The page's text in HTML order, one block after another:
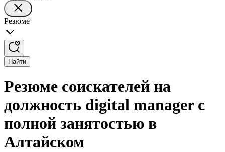
Резюме
Найти
Резюме соискателей на
должность digital manager с
полной занятостью в
Алтайском